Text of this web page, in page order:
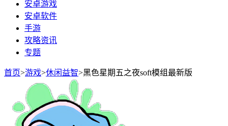
安卓游戏
安卓软件
手游
攻略资讯
专题
首页>游戏>休闲益智>黑色星期五之夜soft模组最新版